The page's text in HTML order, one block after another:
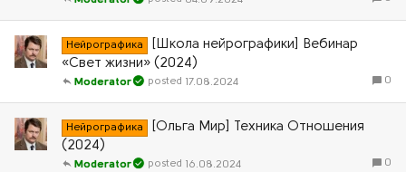
Нейрографика
[Школа нейрографики] Вебинар
«Свет жизни» (2024)
0
17.08.2024
Moderator
Нейрографика
[Ольга Мир] Техника Отношения
(2024)
0
16.08.2024
Moderator